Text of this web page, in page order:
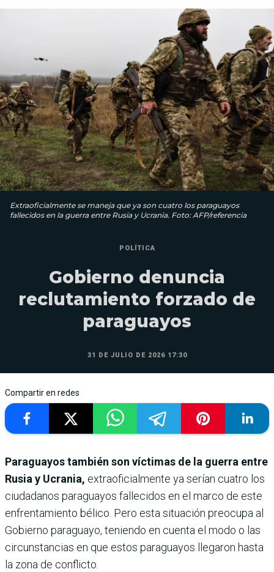
Extraoficialmente se maneja que ya son cuatro los paraguayos
fallecidos en la guerra entre Rusia y Ucrania. Foto: AFP/referencia
POLÍTICA
Gobierno denuncia
reclutamiento forzado de
paraguayos
31 DE JULIO DE 2026 17:30
Compartir en redes
Paraguayos también son víctimas de la guerra entre
Rusia y Ucrania, extraoficialmente ya serían cuatro los
ciudadanos paraguayos fallecidos en el marco de este
enfrentamiento bélico. Pero esta situación preocupa al
Gobierno paraguayo, teniendo en cuenta el modo o las
circunstancias en que estos paraguayos llegaron hasta
la zona de conflicto.